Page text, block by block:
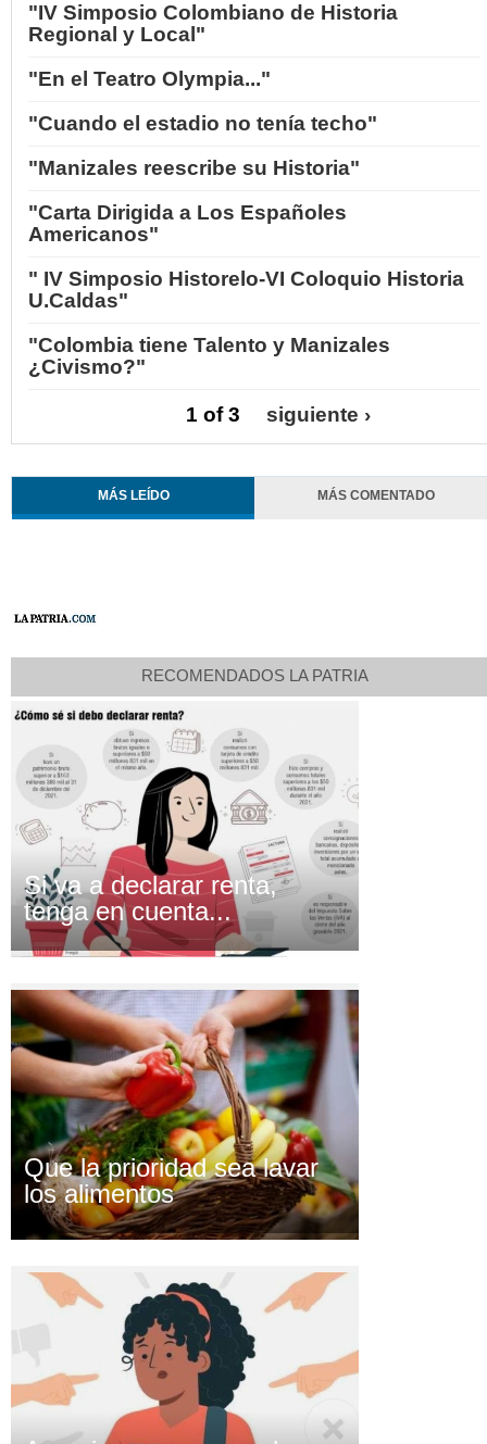
"IV Simposio Colombiano de Historia
Regional y Local"
"En el Teatro Olympia..."
"Cuando el estadio no tenía techo"
"Manizales reescribe su Historia"
"Carta Dirigida a Los Españoles
Americanos"
" IV Simposio Historelo-VI Coloquio Historia
U.Caldas"
"Colombia tiene Talento y Manizales
¿Civismo?"
1 of 3 siguiente ›
MÁS LEÍDO MÁS COMENTADO
RECOMENDADOS LA PATRIA
Si va a declarar renta,
tenga en cuenta...
Que la prioridad sea lavar
los alimentos